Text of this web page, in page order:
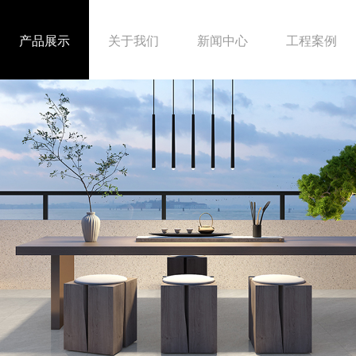
产品展示 关于我们 新闻中心 工程案例